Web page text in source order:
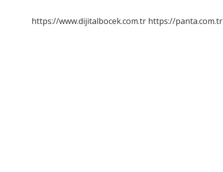
https://www.dijitalbocek.com.tr https://panta.com.tr